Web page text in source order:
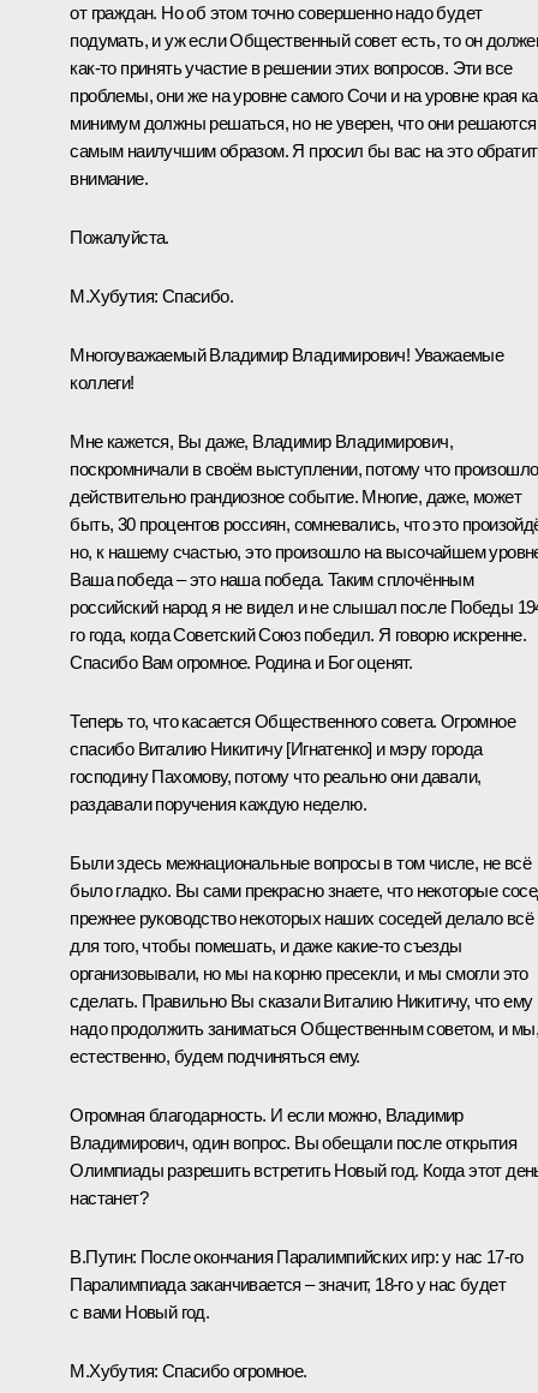
от граждан. Но об этом точно совершенно надо будет
подумать, и уж если Общественный совет есть, то он
как‑то принять участие в решении этих вопросов. Эти все
проблемы, они же на уровне самого Сочи и на уровне края
минимум должны решаться, но не уверен, что они решаются
самым наилучшим образом. Я просил бы вас на это
внимание.
Пожалуйста.
М.Хубутия: Спасибо.
Многоуважаемый Владимир Владимирович! Уважаемые
коллеги!
Мне кажется, Вы даже, Владимир Владимирович,
поскромничали в своём выступлении, потому что произошло
действительно грандиозное событие. Многие, даже, может
быть, 30 процентов россиян, сомневались, что это
но, к нашему счастью, это произошло на высочайшем
Ваша победа – это наша победа. Таким сплочённым
российский народ я не видел и не слышал после Победы
го года, когда Советский Союз победил. Я говорю искренне.
Спасибо Вам огромное. Родина и Бог оценят.
Теперь то, что касается Общественного совета. Огромное
спасибо Виталию Никитичу [Игнатенко] и мэру города
господину Пахомову, потому что реально они давали,
раздавали поручения каждую неделю.
Были здесь межнациональные вопросы в том числе, не всё
было гладко. Вы сами прекрасно знаете, что некоторые
прежнее руководство некоторых наших соседей делало всё
для того, чтобы помешать, и даже какие‑то съезды
организовывали, но мы на корню пресекли, и мы смогли это
сделать. Правильно Вы сказали Виталию Никитичу, что ему
надо продолжить заниматься Общественным советом, и мы,
естественно, будем подчиняться ему.
Огромная благодарность. И если можно, Владимир
Владимирович, один вопрос. Вы обещали после открытия
Олимпиады разрешить встретить Новый год. Когда этот
настанет?
В.Путин: После окончания Паралимпийских игр: у нас 17-го
Паралимпиада заканчивается – значит, 18-го у нас будет
с вами Новый год.
М.Хубутия: Спасибо огромное.